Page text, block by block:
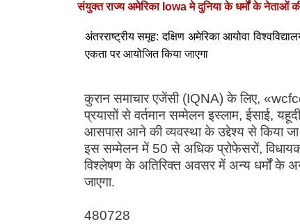
संयुक्त राज्य अमेरिका Iowa मे दुनिया के धर्मों के नेताओं
अंतरराष्ट्रीय समूह: दक्षिण अमेरिका आयोवा
एकता पर आयोजित किया जाएगा
कुरान समाचार एजेंसी (IQNA) के लिए,
प्रयासों से वर्तमान सम्मेलन इस्लाम, ईसाई,
आसपास आने की व्यवस्था के उद्देश्य से किया जा
इस सम्मेलन में 50 से अधिक प्रोफेसरों,
विश्लेषण के अतिरिक्त अवसर में अन्य धर्मों के
जाएगा.
480728